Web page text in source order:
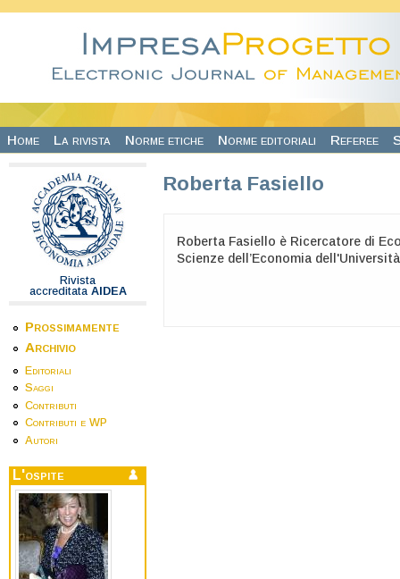
Home La rivista Norme etiche Norme editoriali Referee
Rivista
accreditata AIDEA
Prossimamente
Archivio
Editoriali
Saggi
Contributi
Contributi e WP
Autori
L'ospite
Roberta Fasiello
Roberta Fasiello è Ricercatore di
Scienze dell’Economia